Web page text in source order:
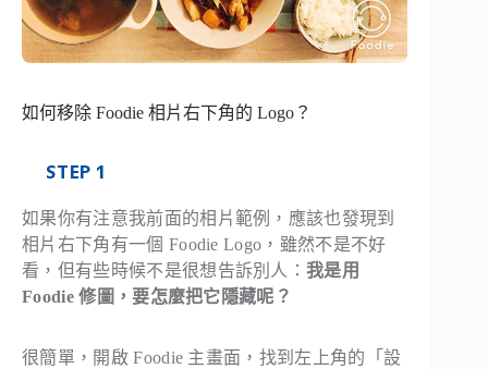
如何移除 Foodie 相片右下角的 Logo？
STEP 1
如果你有注意我前面的相片範例，應該也發現到
相片右下角有一個 Foodie Logo，雖然不是不好
看，但有些時候不是很想告訴別人：我是用
Foodie 修圖，要怎麼把它隱藏呢？
很簡單，開啟 Foodie 主畫面，找到左上角的「設